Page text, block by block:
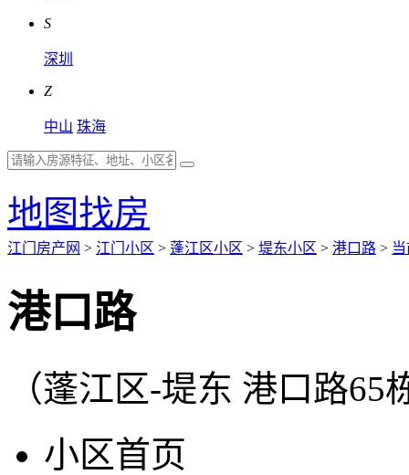
S
深圳
Z
中山 珠海
地图找房
江门房产网 > 江门小区 > 蓬江区小区 > 堤东小区 > 港口路 >
港口路
（蓬江区-堤东 港口路65
小区首页